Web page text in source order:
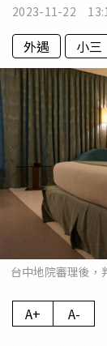
2023-11-22
外遇 小三
台中地院審理後，
A+ A-